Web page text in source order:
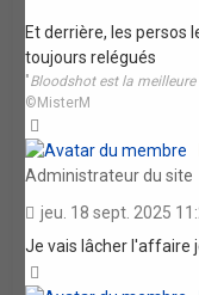
Et derrière, les persos
toujours relégués
"Bloodshot est la
©MisterM
Administrateur du site
jeu. 18 sept. 2025
Je vais lâcher l'affaire